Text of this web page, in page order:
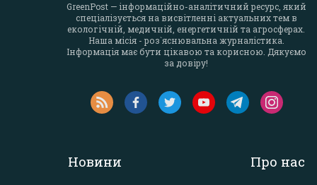
GreenPost — інформаційно-аналітичний ресурс, який
спеціалізується на висвітленні актуальних тем в
екологічній, медичній, енергетичній та агросферах.
Наша місія - роз`яснювальна журналістика.
Інформація має бути цікавою та корисною. Дякуємо
за довіру!
Новини
Про нас